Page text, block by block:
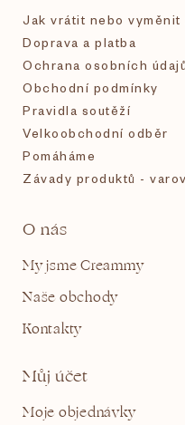
Jak vrátit nebo vyměnit
Doprava a platba
Ochrana osobních údajů
Obchodní podmínky
Pravidla soutěží
Velkoobchodní odběr
Pomáháme
Závady produktů -
O nás
My jsme Creammy
Naše obchody
Kontakty
Můj účet
Moje objednávky